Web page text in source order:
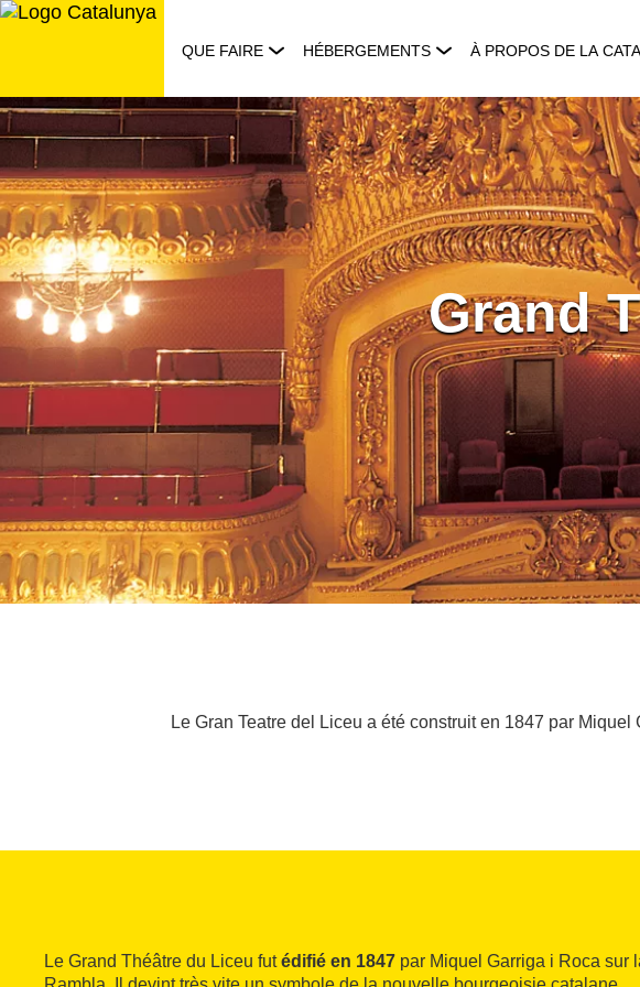
Aller
QUE FAIRE HÉBERGEMENTS À PROPOS DE LA
Grand
Le Gran Teatre del Liceu a été construit en 1847 par
Le Grand Théâtre du Liceu futédifié en 1847 par Miquel Garriga i Roca sur